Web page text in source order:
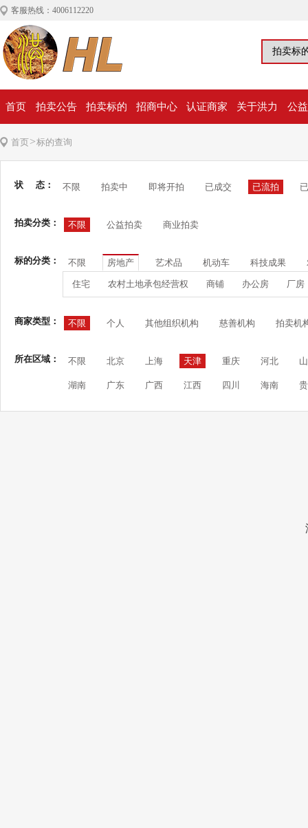
客服热线：4006112220
首页 拍卖公告 拍卖标的 招商中心 认证商家 关于洪力 公
首页>标的查询
状 态： 不限 拍卖中 即将开拍 已成交 已流拍
拍卖分类： 不限 公益拍卖 商业拍卖
标的分类： 不限 房地产 艺术品 机动车 科技成果
住宅 农村土地承包经营权 商铺 办公房 厂房
商家类型： 不限 个人 其他组织机构 慈善机构 拍卖机
所在区域： 不限 北京 上海 天津 重庆 河北
湖南 广东 广西 江西 四川 海南